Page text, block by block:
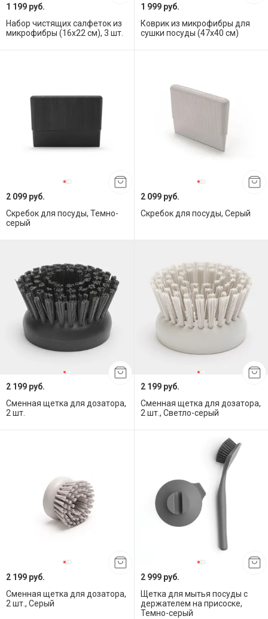
1 199 руб.
Набор чистящих салфеток из
микрофибры (16х22 см), 3 шт.
1 999 руб.
Коврик из микрофибры для
сушки посуды (47x40 см)
2 099 руб.
Скребок для посуды, Темно-
серый
2 099 руб.
Скребок для посуды, Серый
2 199 руб.
Сменная щетка для дозатора,
2 шт.
2 199 руб.
Сменная щетка для дозатора,
2 шт., Светло-серый
2 199 руб.
Сменная щетка для дозатора,
2 шт., Серый
2 999 руб.
Щетка для мытья посуды с
держателем на присоске,
Темно-серый